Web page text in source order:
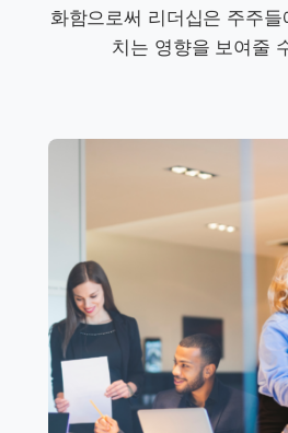
화함으로써 리더십은 주주
치는 영향을 보여줄